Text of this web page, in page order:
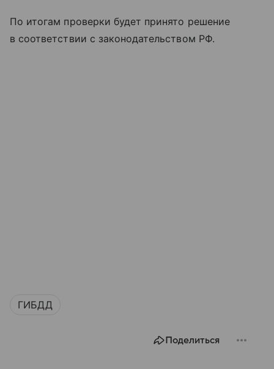
По итогам проверки будет принято решение
в соответствии с законодательством РФ.
ГИБДД
Поделиться